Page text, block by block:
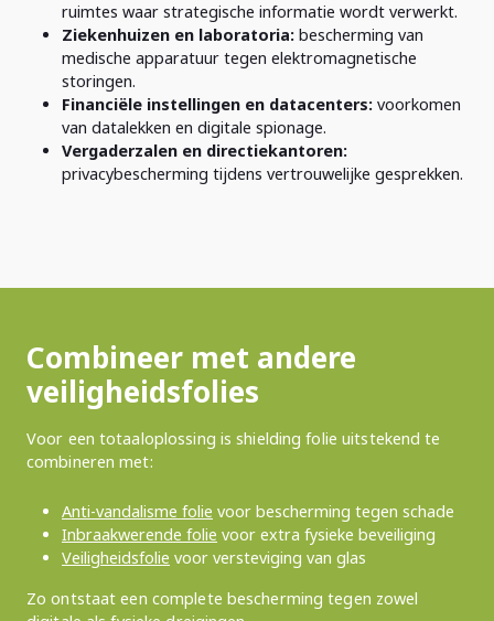
ruimtes waar strategische informatie wordt verwerkt.
Ziekenhuizen en laboratoria: bescherming van
medische apparatuur tegen elektromagnetische
storingen.
Financiële instellingen en datacenters: voorkomen
van datalekken en digitale spionage.
Vergaderzalen en directiekantoren:
privacybescherming tijdens vertrouwelijke gesprekken.
Combineer met andere
veiligheidsfolies
Voor een totaaloplossing is shielding folie uitstekend te
combineren met:
Anti-vandalisme folie voor bescherming tegen schade
Inbraakwerende folie voor extra fysieke beveiliging
Veiligheidsfolie voor versteviging van glas
Zo ontstaat een complete bescherming tegen zowel